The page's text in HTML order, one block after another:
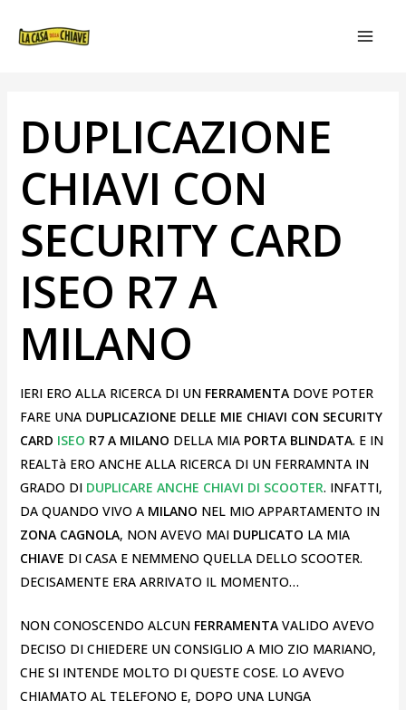
DUPLICAZIONE
CHIAVI CON
SECURITY CARD
ISEO R7 A
MILANO
IERI ERO ALLA RICERCA DI UN FERRAMENTA DOVE POTER
FARE UNA DUPLICAZIONE DELLE MIE CHIAVI CON SECURITY
CARD ISEO R7 A MILANO DELLA MIA PORTA BLINDATA. E IN
REALTà ERO ANCHE ALLA RICERCA DI UN FERRAMNTA IN
GRADO DI DUPLICARE ANCHE CHIAVI DI SCOOTER. INFATTI,
DA QUANDO VIVO A MILANO NEL MIO APPARTAMENTO IN
ZONA CAGNOLA, NON AVEVO MAI DUPLICATO LA MIA
CHIAVE DI CASA E NEMMENO QUELLA DELLO SCOOTER.
DECISAMENTE ERA ARRIVATO IL MOMENTO…
NON CONOSCENDO ALCUN FERRAMENTA VALIDO AVEVO
DECISO DI CHIEDERE UN CONSIGLIO A MIO ZIO MARIANO,
CHE SI INTENDE MOLTO DI QUESTE COSE. LO AVEVO
CHIAMATO AL TELEFONO E, DOPO UNA LUNGA
ARTICOLI